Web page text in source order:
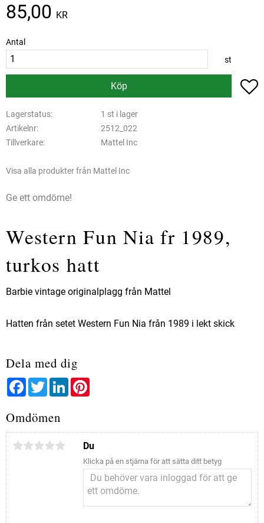
85,00 KR
Antal
st
Köp
Lagerstatus
1 st i lager
Artikelnr
2512_022
Tillverkare
Mattel Inc
Visa alla produkter från Mattel Inc
Ge ett omdöme!
Western Fun Nia fr 1989,
turkos hatt
Barbie vintage originalplagg från Mattel
Hatten från setet Western Fun Nia från 1989 i lekt skick
Dela med dig
FacebookTwitterLinkedIn
Omdömen
Du
Klicka på en stjärna för att sätta ditt betyg